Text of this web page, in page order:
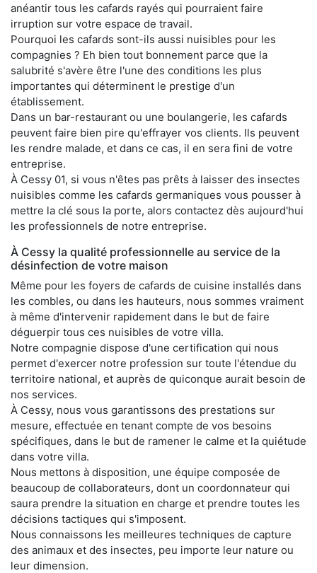
anéantir tous les cafards rayés qui pourraient faire
irruption sur votre espace de travail.
Pourquoi les cafards sont-ils aussi nuisibles pour les
compagnies ? Eh bien tout bonnement parce que la
salubrité s'avère être l'une des conditions les plus
importantes qui déterminent le prestige d'un
établissement.
Dans un bar-restaurant ou une boulangerie, les cafards
peuvent faire bien pire qu'effrayer vos clients. Ils peuvent
les rendre malade, et dans ce cas, il en sera fini de votre
entreprise.
À Cessy 01, si vous n'êtes pas prêts à laisser des insectes
nuisibles comme les cafards germaniques vous pousser à
mettre la clé sous la porte, alors contactez dès aujourd'hui
les professionnels de notre entreprise.
À Cessy la qualité professionnelle au service de la
désinfection de votre maison
Même pour les foyers de cafards de cuisine installés dans
les combles, ou dans les hauteurs, nous sommes vraiment
à même d'intervenir rapidement dans le but de faire
déguerpir tous ces nuisibles de votre villa.
Notre compagnie dispose d'une certification qui nous
permet d'exercer notre profession sur toute l'étendue du
territoire national, et auprès de quiconque aurait besoin de
nos services.
À Cessy, nous vous garantissons des prestations sur
mesure, effectuée en tenant compte de vos besoins
spécifiques, dans le but de ramener le calme et la quiétude
dans votre villa.
Nous mettons à disposition, une équipe composée de
beaucoup de collaborateurs, dont un coordonnateur qui
saura prendre la situation en charge et prendre toutes les
décisions tactiques qui s'imposent.
Nous connaissons les meilleures techniques de capture
des animaux et des insectes, peu importe leur nature ou
leur dimension.